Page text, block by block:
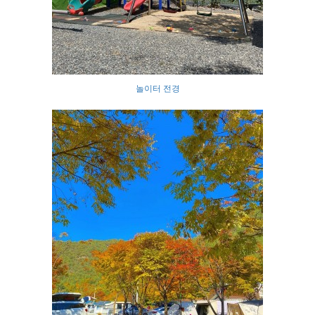
놀이터 전경